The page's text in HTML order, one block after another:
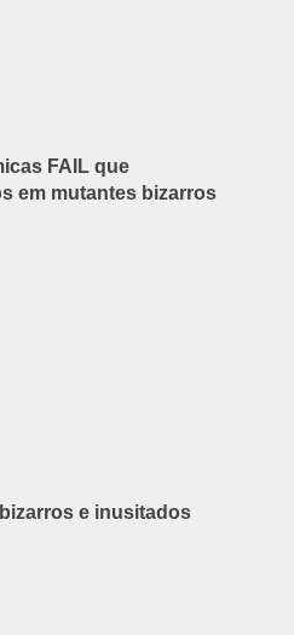
FAIL que
em mutantes bizarros
e inusitados